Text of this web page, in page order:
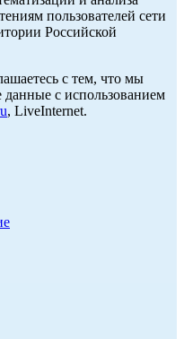
пользователей сети
Российской
с тем, что мы
с использованием
, LiveInternet.